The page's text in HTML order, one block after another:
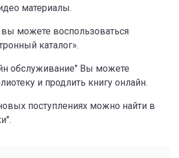
материалы.
можете воспользоваться
каталог».
обслуживание" Вы можете
и продлить книгу онлайн.
поступлениях можно найти в